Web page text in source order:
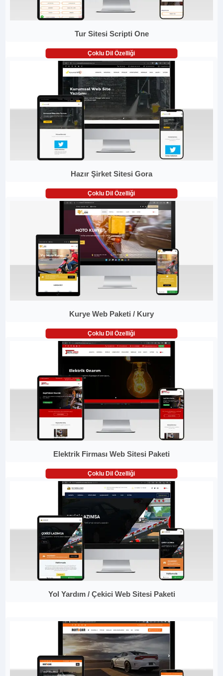
Tur Sitesi Scripti One
Çoklu Dil Özelliği
Hazır Şirket Sitesi Gora
Çoklu Dil Özelliği
Kurye Web Paketi / Kury
Çoklu Dil Özelliği
Elektrik Firması Web Sitesi Paketi
Çoklu Dil Özelliği
Yol Yardım / Çekici Web Sitesi Paketi